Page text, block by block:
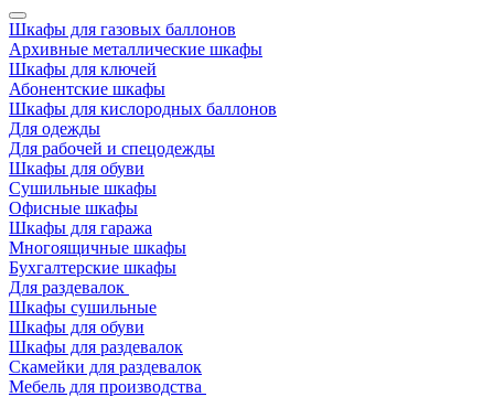
Шкафы для газовых баллонов
Архивные металлические шкафы
Шкафы для ключей
Абонентские шкафы
Шкафы для кислородных баллонов
Для одежды
Для рабочей и спецодежды
Шкафы для обуви
Сушильные шкафы
Офисные шкафы
Шкафы для гаража
Многоящичные шкафы
Бухгалтерские шкафы
Для раздевалок
Шкафы сушильные
Шкафы для обуви
Шкафы для раздевалок
Скамейки для раздевалок
Мебель для производства